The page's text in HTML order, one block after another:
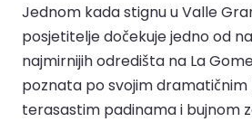
Jednom kada stignu u Valle
posjetitelje dočekuje jedno od
najmirnijih odredišta na La
poznata po svojim dramatičnim
terasastim padinama i bujnom